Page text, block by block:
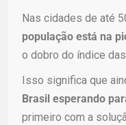
Nas cidades de até
população está na
o dobro do índice
Isso significa que
Brasil esperando
primeiro com a